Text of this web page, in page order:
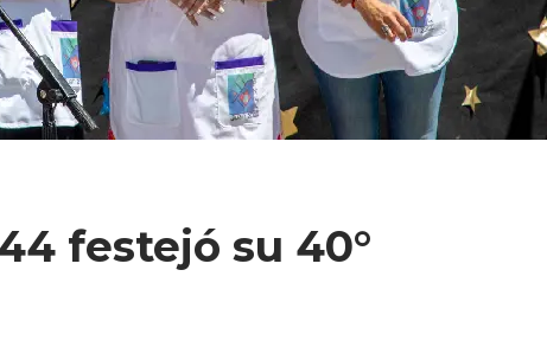
festejó su 40°